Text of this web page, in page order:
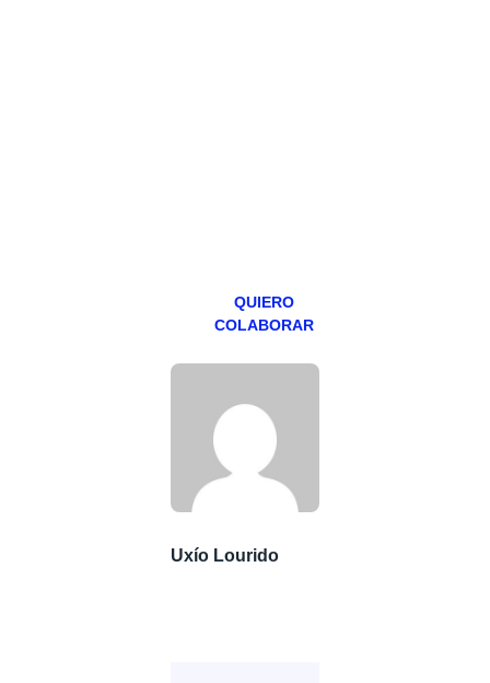
QUIERO
COLABORAR
Uxío Lourido